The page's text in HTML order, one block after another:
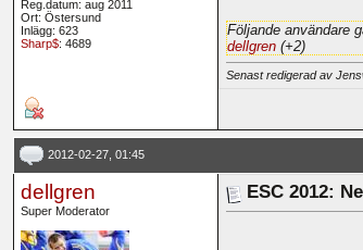
Reg.datum: aug 2011
Ort: Östersund
Inlägg: 623
Sharp$: 4689
Följande användare
dellgren(+2)
Senast redigerad av
2012-02-27, 01:45
dellgren
Super Moderator
ESC 2012: